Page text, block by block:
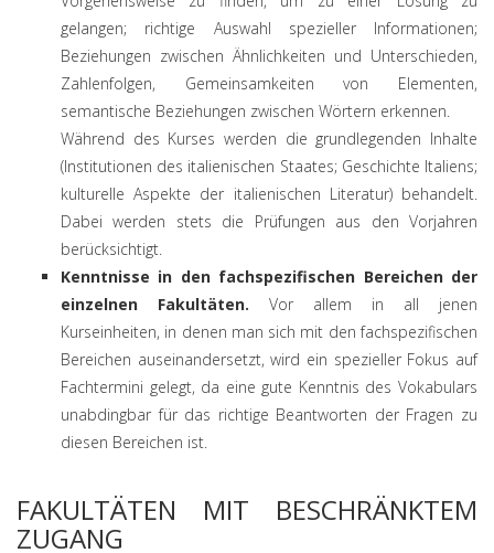
gelangen; richtige Auswahl spezieller Informationen;
Beziehungen zwischen Ähnlichkeiten und Unterschieden,
Zahlenfolgen, Gemeinsamkeiten von Elementen,
semantische Beziehungen zwischen Wörtern erkennen.
Während des Kurses werden die grundlegenden Inhalte
(Institutionen des italienischen Staates; Geschichte Italiens;
kulturelle Aspekte der italienischen Literatur) behandelt.
Dabei werden stets die Prüfungen aus den Vorjahren
berücksichtigt.
Kenntnisse in den fachspezifischen Bereichen der
einzelnen Fakultäten. Vor allem in all jenen
Kurseinheiten, in denen man sich mit den fachspezifischen
Bereichen auseinandersetzt, wird ein spezieller Fokus auf
Fachtermini gelegt, da eine gute Kenntnis des Vokabulars
unabdingbar für das richtige Beantworten der Fragen zu
diesen Bereichen ist.
FAKULTÄTEN MIT BESCHRÄNKTEM
ZUGANG